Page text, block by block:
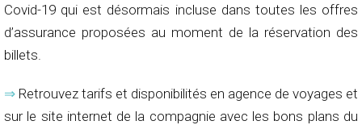
Covid-19 qui est désormais incluse dans toutes les offres
d’assurance proposées au moment de la réservation des
billets.
⇒ Retrouvez tarifs et disponibilités en agence de voyages et
sur le site internet de la compagnie avec les bons plans du